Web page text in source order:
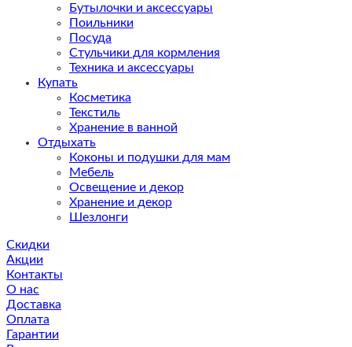
Бутылочки и аксессуары
Поильники
Посуда
Стульчики для кормления
Техника и аксессуары
Купать
Косметика
Текстиль
Хранение в ванной
Отдыхать
Коконы и подушки для мам
Мебель
Освещение и декор
Хранение и декор
Шезлонги
Скидки
Акции
Контакты
О нас
Доставка
Оплата
Гарантии